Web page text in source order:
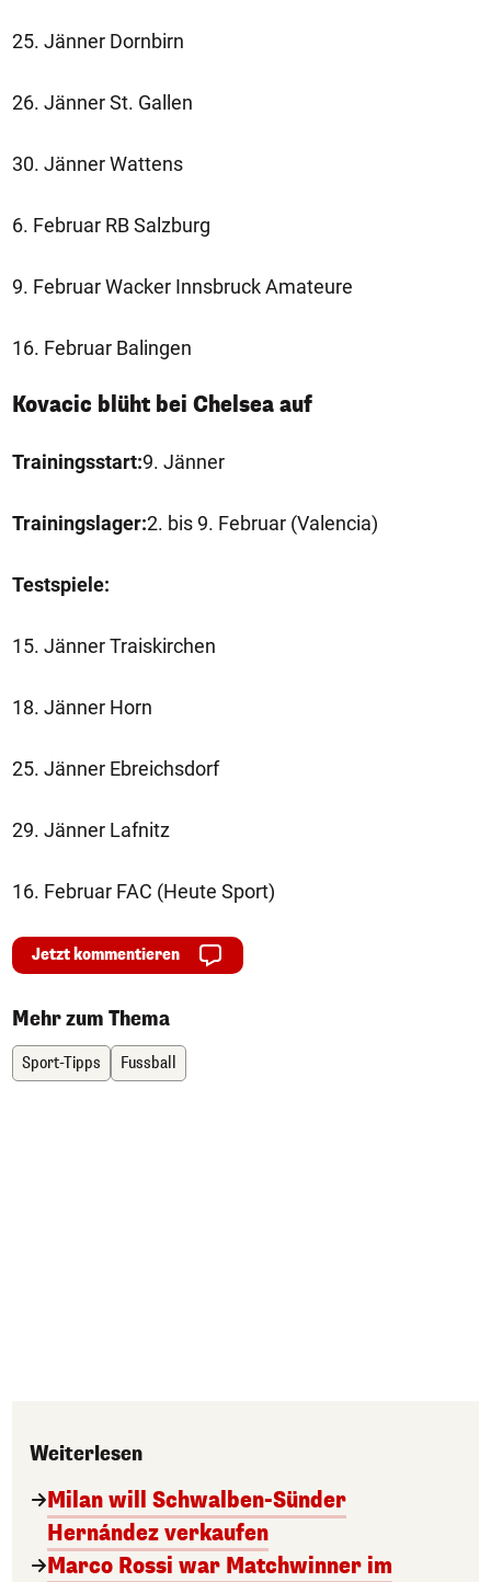
25. Jänner Dornbirn
26. Jänner St. Gallen
30. Jänner Wattens
6. Februar RB Salzburg
9. Februar Wacker Innsbruck Amateure
16. Februar Balingen
Kovacic blüht bei Chelsea auf
Trainingsstart:9. Jänner
Trainingslager:2. bis 9. Februar (Valencia)
Testspiele:
15. Jänner Traiskirchen
18. Jänner Horn
25. Jänner Ebreichsdorf
29. Jänner Lafnitz
16. Februar FAC (Heute Sport)
Jetzt kommentieren
Mehr zum Thema
Sport-Tipps Fussball
Weiterlesen
Milan will Schwalben-Sünder
Hernández verkaufen
Marco Rossi war Matchwinner im